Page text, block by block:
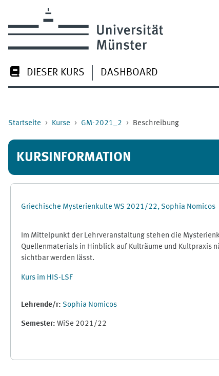
DIESER KURS DASHBOARD
Startseite Kurse GM-2021_2 Beschreibung
KURSINFORMATION
Griechische Mysterienkulte WS 2021/22, Sophia Nomicos
Im Mittelpunkt der Lehrveranstaltung stehen die
Quellenmaterials in Hinblick auf Kulträume und Kultpraxis
sichtbar werden lässt.
Kurs im HIS-LSF
Lehrende/r: Sophia Nomicos
Semester: WiSe 2021/22